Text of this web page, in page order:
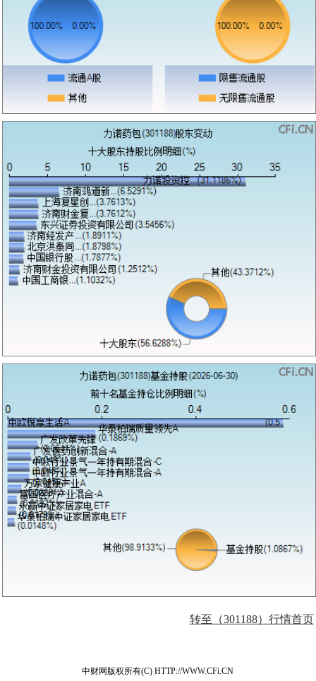
转至（301188）行情首页
中财网版权所有(C) HTTP://WWW.CFi.CN